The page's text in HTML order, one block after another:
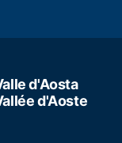
d'Aosta
d'Aoste